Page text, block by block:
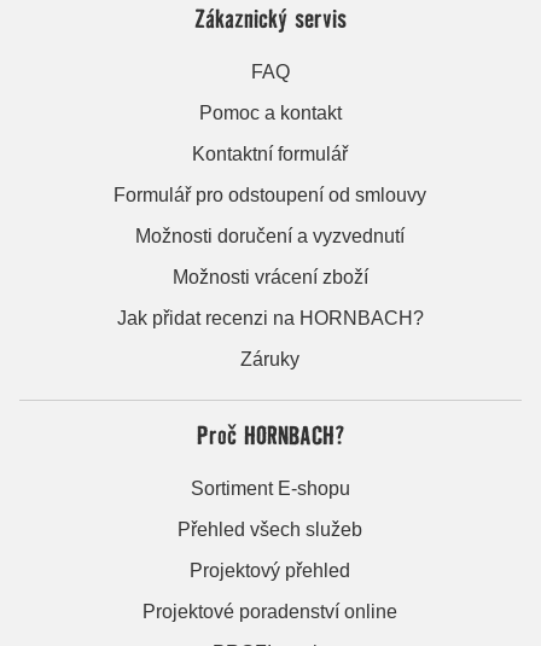
Zákaznický servis
FAQ
Pomoc a kontakt
Kontaktní formulář
Formulář pro odstoupení od smlouvy
Možnosti doručení a vyzvednutí
Možnosti vrácení zboží
Jak přidat recenzi na HORNBACH?
Záruky
Proč HORNBACH?
Sortiment E-shopu
Přehled všech služeb
Projektový přehled
Projektové poradenství online